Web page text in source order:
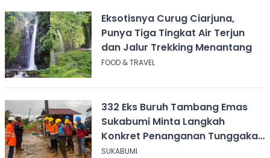
Eksotisnya Curug Ciarjuna,
Punya Tiga Tingkat Air Terjun
dan Jalur Trekking Menantang
FOOD & TRAVEL
332 Eks Buruh Tambang Emas
Sukabumi Minta Langkah
Konkret Penanganan Tunggakan
Gaji Rp8,4 Miliar
SUKABUMI